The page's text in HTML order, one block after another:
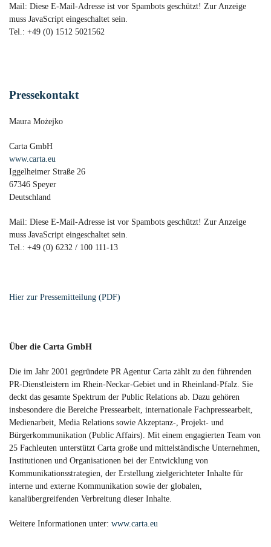
Mail: Diese E-Mail-Adresse ist vor Spambots geschützt! Zur Anzeige
muss JavaScript eingeschaltet sein.
Tel.: +49 (0) 1512 5021562
Pressekontakt
Maura Możejko
Carta GmbH
www.carta.eu
Iggelheimer Straße 26
67346 Speyer
Deutschland
Mail: Diese E-Mail-Adresse ist vor Spambots geschützt! Zur Anzeige
muss JavaScript eingeschaltet sein.
Tel.: +49 (0) 6232 / 100 111-13
Hier zur Pressemitteilung (PDF)
Über die Carta GmbH
Die im Jahr 2001 gegründete PR Agentur Carta zählt zu den führenden
PR-Dienstleistern im Rhein-Neckar-Gebiet und in Rheinland-Pfalz. Sie
deckt das gesamte Spektrum der Public Relations ab. Dazu gehören
insbesondere die Bereiche Pressearbeit, internationale Fachpressearbeit,
Medienarbeit, Media Relations sowie Akzeptanz-, Projekt- und
Bürgerkommunikation (Public Affairs). Mit einem engagierten Team von
25 Fachleuten unterstützt Carta große und mittelständische Unternehmen,
Institutionen und Organisationen bei der Entwicklung von
Kommunikationsstrategien, der Erstellung zielgerichteter Inhalte für
interne und externe Kommunikation sowie der globalen,
kanalübergreifenden Verbreitung dieser Inhalte.
Weitere Informationen unter: www.carta.eu